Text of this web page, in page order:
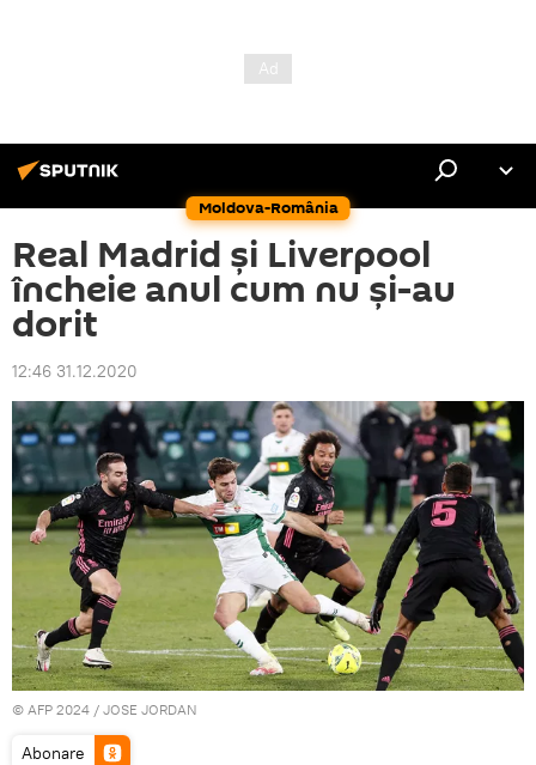
Moldova-România
Real Madrid și Liverpool
încheie anul cum nu și-au
dorit
12:46 31.12.2020
© AFP 2024 / JOSE JORDAN
Abonare